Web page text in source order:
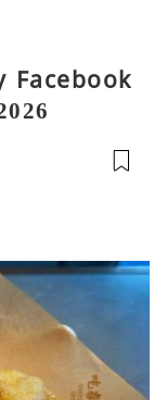
Facebook